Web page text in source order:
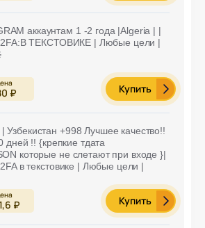
аккаунтам 1 -2 года |Algeria | |
ТЕКСТОВИКЕ | Любые цели |
₽ Купить
Узбекистан +998 Лучшее качество!!
дней !! {крепкие тдата
которые не слетают при входе }|
в текстовике | Любые цели |
₽ Купить